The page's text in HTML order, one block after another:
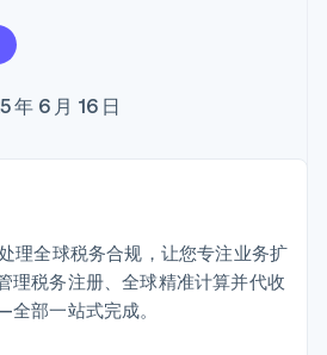
Revenue
Recognition
Stripe Sigma
自定义报告
数据同步
支付
场
理
业
经济
旅游与休闲
用量计费
定币支持的支付卡
能体配置和管理服
例
博客
态
路线图
系
年 6 月 16 日
理全球税务合规，让您专注业务扩
理税务注册、全球精准计算并代收
部一站式完成。